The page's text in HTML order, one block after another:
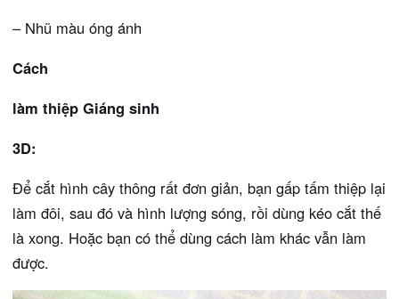
– Nhũ màu óng ánh
Cách
làm thiệp Giáng sinh
3D:
Để cắt hình cây thông rất đơn giản, bạn gấp tấm thiệp lại
làm đôi, sau đó và hình lượng sóng, rồi dùng kéo cắt thế
là xong. Hoặc bạn có thể dùng cách làm khác vẫn làm
được.